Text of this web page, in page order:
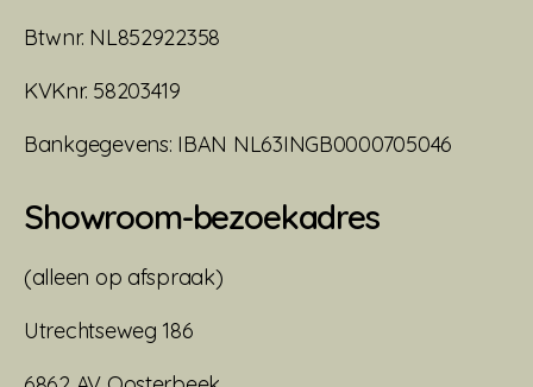
Btwnr. NL852922358
KVKnr. 58203419
Bankgegevens: IBAN NL63INGB0000705046
Showroom-bezoekadres
(alleen op afspraak)
Utrechtseweg 186